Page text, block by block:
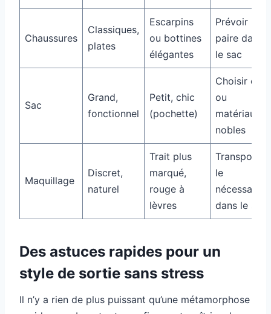
Chaussures
Classiques,
plates
Escarpins
ou bottines
élégantes
Prévoir une
paire dans
le sac
Sac
Grand,
fonctionnel
Petit, chic
(pochette)
Choisir cuir
ou
matériaux
nobles
Maquillage
Discret,
naturel
Trait plus
marqué,
rouge à
lèvres
Transporter
le
nécessaire
dans le sac
Des astuces rapides pour un
style de sortie sans stress
Il n’y a rien de plus puissant qu’une métamorphose